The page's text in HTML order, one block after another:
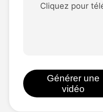
Voir
Blog
Cliquez pour
Générer une
vidéo